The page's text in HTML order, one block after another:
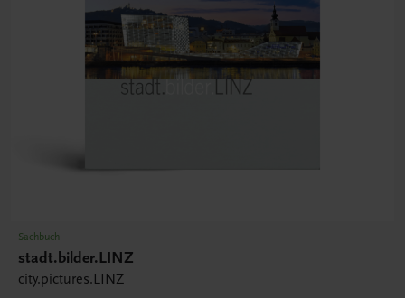
Sachbuch
stadt.bilder.LINZ
city.pictures.LINZ